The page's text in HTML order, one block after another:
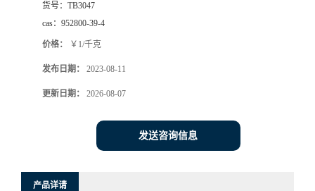
货号： TB3047
cas： 952800-39-4
价格： ￥1/千克
发布日期： 2023-08-11
更新日期： 2026-08-07
发送咨询信息
产品详请